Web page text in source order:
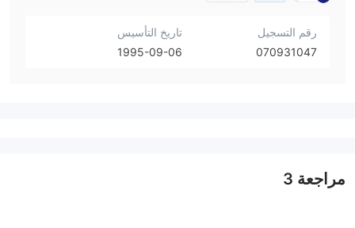
رقم التسجيل
070931047
تاريخ التأسيس
1995-09-06
مراجعة